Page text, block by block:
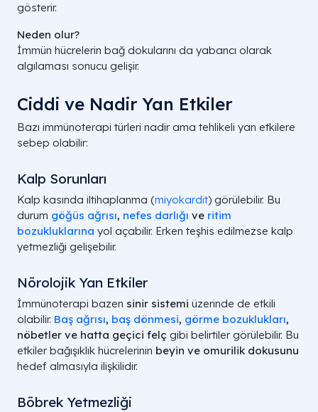
gösterir.
Neden olur?
İmmün hücrelerin bağ dokularını da yabancı olarak
algılaması sonucu gelişir.
Ciddi ve Nadir Yan Etkiler
Bazı immünoterapi türleri nadir ama tehlikeli yan etkilere
sebep olabilir:
Kalp Sorunları
Kalp kasında iltihaplanma (miyokardit) görülebilir. Bu
durum göğüs ağrısı, nefes darlığı ve ritim
bozukluklarına yol açabilir. Erken teşhis edilmezse kalp
yetmezliği gelişebilir.
Nörolojik Yan Etkiler
İmmünoterapi bazen sinir sistemi üzerinde de etkili
olabilir. Baş ağrısı, baş dönmesi, görme bozuklukları,
nöbetler ve hatta geçici felç gibi belirtiler görülebilir. Bu
etkiler bağışıklık hücrelerinin beyin ve omurilik dokusunu
hedef almasıyla ilişkilidir.
Böbrek Yetmezliği